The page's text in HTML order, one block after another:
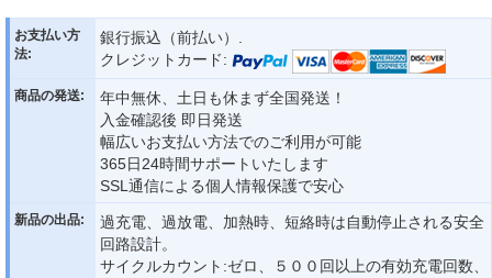
お支払い方
法:
銀行振込（前払い）.
クレジットカード:
商品の発送:
年中無休、土日も休まず全国発送！
入金確認後 即日発送
幅広いお支払い方法でのご利用が可能
365日24時間サポートいたします
SSL通信による個人情報保護で安心
新品の出品:
過充電、過放電、加熱時、短絡時は自動停止される安全
回路設計。
サイクルカウント:ゼロ、５００回以上の有効充電回数、